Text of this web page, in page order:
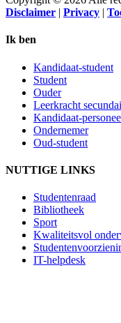
Disclaimer | Privacy |
Ik ben
Kandidaat-student
Student
Ouder
Leerkracht
Kandidaat-
Ondernemer
Oud-student
NUTTIGE LINKS
Studentenraad
Bibliotheek
Sport
Kwaliteitsvol
IT-helpdesk